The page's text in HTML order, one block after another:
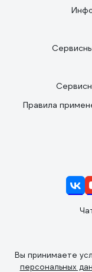
Правила
Вы принимаете
персональных